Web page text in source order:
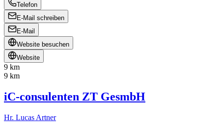
Telefon
E-Mail schreiben
E-Mail
Website besuchen
Website
9 km
9 km
iC-consulenten ZT GesmbH
Hr. Lucas Artner